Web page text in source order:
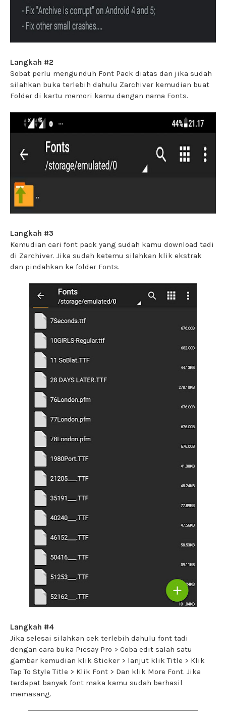
Langkah #2
Sobat perlu mengunduh Font Pack diatas dan jika sudah
silahkan buka terlebih dahulu Zarchiver kemudian buat
Folder di kartu memori kamu dengan nama Fonts.
Langkah #3
Kemudian cari font pack yang sudah kamu download tadi
di Zarchiver. Jika sudah ketemu silahkan klik ekstrak
dan pindahkan ke folder Fonts.
Langkah #4
Jika selesai silahkan cek terlebih dahulu font tadi
dengan cara buka Picsay Pro > Coba edit salah satu
gambar kemudian klik Sticker > lanjut klik Title > Klik
Tap To Style Title > Klik Font > Dan klik More Font. Jika
terdapat banyak font maka kamu sudah berhasil
memasang.